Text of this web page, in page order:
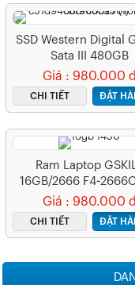
SSD Western Digital
Sata III 480GB
WDS480G2G0A
Giá : 980.000
CHI TIẾT ĐẶT
Ram Laptop
16GB/2666 F4-
16GRS
Giá : 980.000
CHI TIẾT ĐẶT